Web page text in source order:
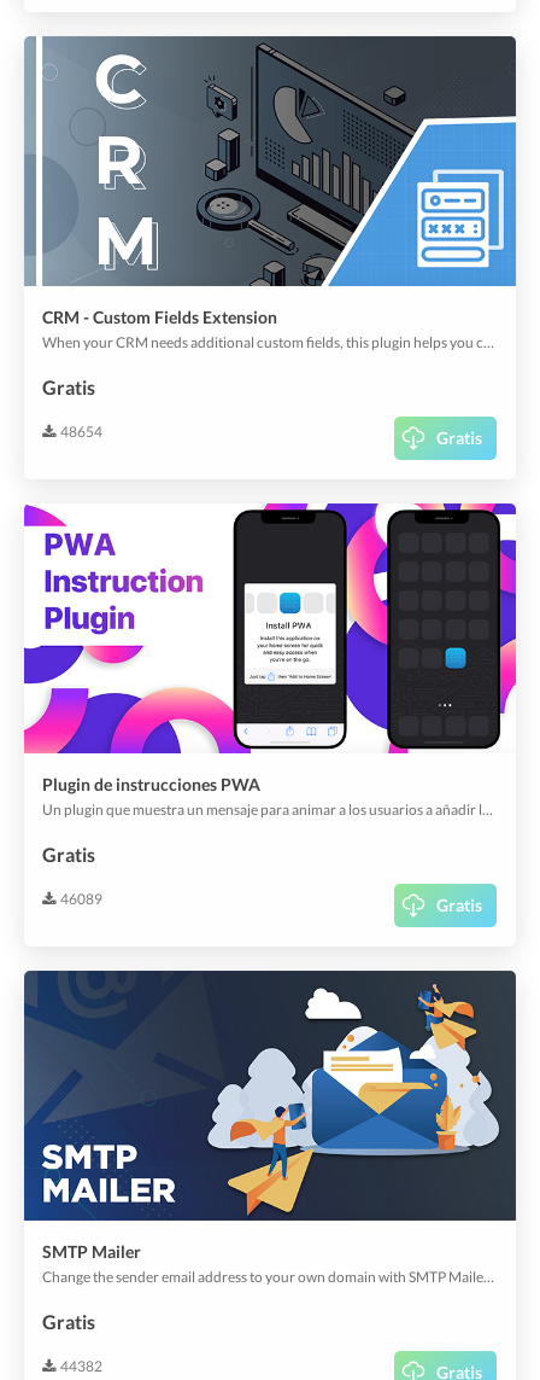
CRM - Custom Fields Extension
When your CRM needs additional custom fields, this plugin helps you create them out of large types of fields, including regular text to map, address, location, and signature, etc.
Gratis
48654 Gratis
Plugin de instrucciones PWA
Un plugin que muestra un mensaje para animar a los usuarios a añadir la aplicación web a su pantalla de inicio y lanzarla como una PWA.
Gratis
46089 Gratis
SMTP Mailer
Change the sender email address to your own domain with SMTP Mailer. Easily configure your SMTP Credentials and start sending from your own domain now.
Gratis
44382 Gratis